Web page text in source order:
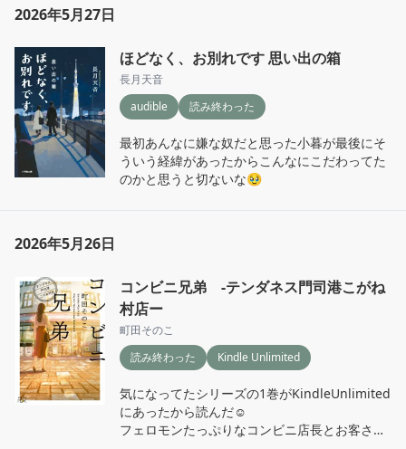
2026年5月27日
ほどなく、お別れです 思い出の箱
長月天音
audible
読み終わった
最初あんなに嫌な奴だと思った小暮が最後にそ
ういう経緯があったからこんなにこだわってた
のかと思うと切ないな🥹
2026年5月26日
コンビニ兄弟 -テンダネス門司港こがね
村店ー
町田そのこ
読み終わった
Kindle Unlimited
気になってたシリーズの1巻がKindleUnlimited
にあったから読んだ☺️
フェロモンたっぷりなコンビニ店長とお客さん